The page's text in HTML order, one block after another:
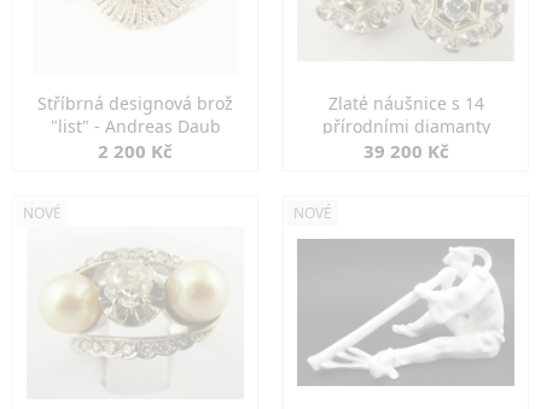
Stříbrná designová brož
"list" - Andreas Daub
2 200 Kč
Zlaté náušnice s 14
přírodními diamanty
39 200 Kč
NOVÉ NOVÉ